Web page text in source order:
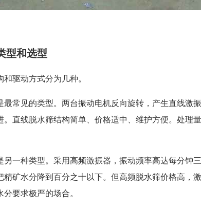
型和选型
和驱动方式分为几种。
最常见的类型。两台振动电机反向旋转，产生直线激
。直线脱水筛结构简单、价格适中、维护方便。处理
另一种类型。采用高频激振器，振动频率高达每分钟
精矿水分降到百分之十以下。但高频脱水筛价格高，
要求极严的场合。